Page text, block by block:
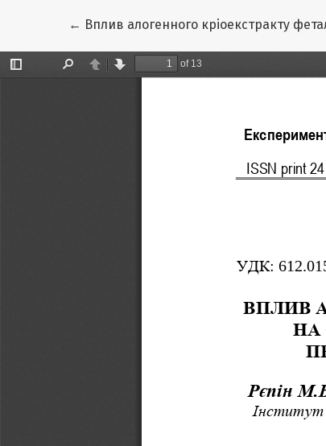
← Повернутися до подробиць статті
Вплив алогенного кріоекстракту